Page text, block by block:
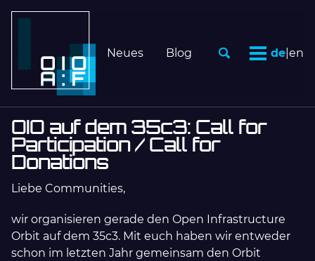
Skip
navigation
Skip
Skip
Neues
Blog
Toggle
de en
OIO auf dem 35c3: Call for
Participation / Call for
Donations
Liebe Communities,
wir organisieren gerade den Open Infrastructure
Orbit auf dem 35c3. Mit euch haben wir entweder
schon im letzten Jahr gemeinsam den Orbit